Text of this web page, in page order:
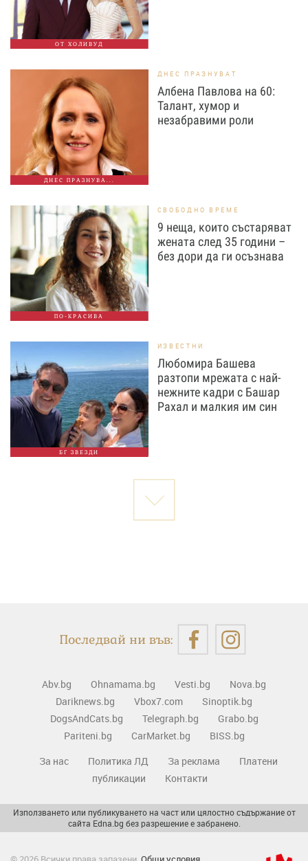
ОТ ХОЛИВУД
ДНЕС ПРАЗНУВА...
ДНЕС ПРАЗНУВАТ
Албена Павлова на 60:
Талант, хумор и
незабравими роли
ПО-КРАСИВА
СВОБОДНО ВРЕМЕ
9 неща, които състаряват
жената след 35 години –
без дори да ги осъзнава
БГ ЗВЕЗДИ
ИЗВЕСТНИ
Любомира Башева
разтопи мрежата с най-
нежните кадри с Башар
Рахал и малкия им син
Последвай ни във:
Abv.bg Ohnamama.bg Vesti.bg
Nova.bg
Dariknews.bg
Vbox7.com
Sinoptik.bg
DogsAndCats.bg
Telegraph.bg
Grabo.bg
Pariteni.bg
CarMarket.bg
BISS.bg
За нас
Политика ЛД За реклама
Платени
публикации
Контакти
Използването или публикуването на част или цялостно съдържание от
сайта Edna.bg без разрешение е забранено.